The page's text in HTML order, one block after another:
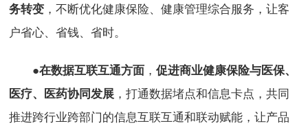
务转变，不断优化健康保险、健康管理综合服务，让客
户省心、省钱、省时。
●在数据互联互通方面， 促进商业健康保险与医保、
医疗、医药协同发展，打通数据堵点和信息卡点，共同
推进跨行业跨部门的信息互联互通和联动赋能，让产品